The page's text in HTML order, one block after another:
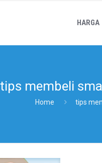
HARGA
tips membeli
Home tips